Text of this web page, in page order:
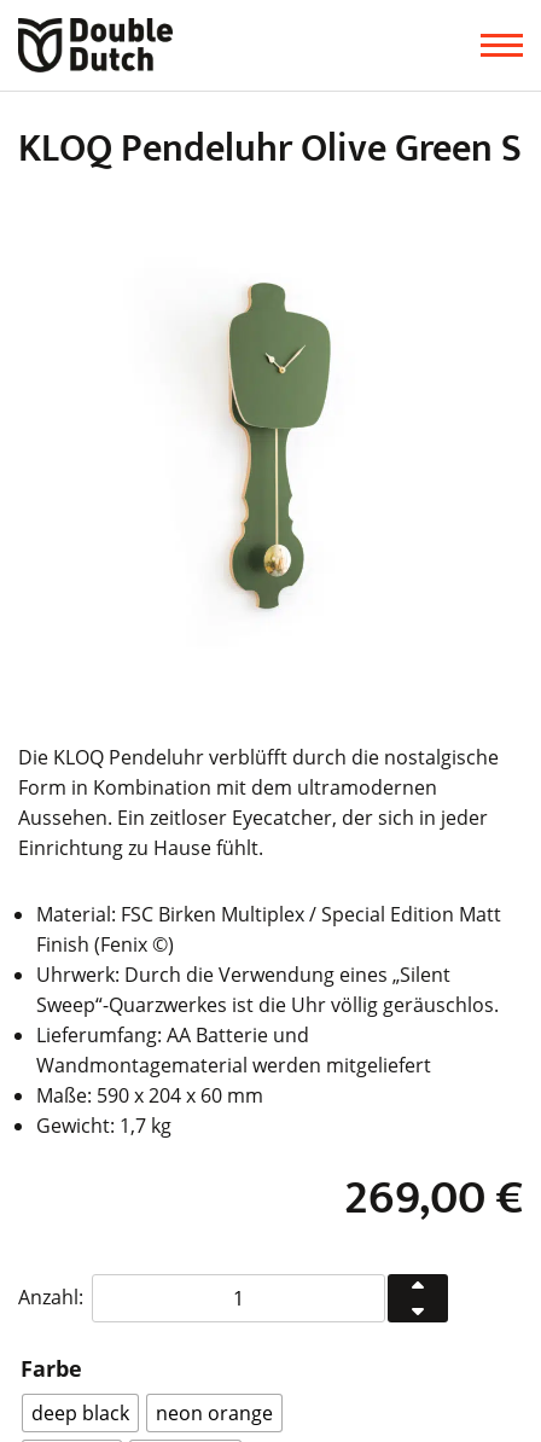
KLOQ Pendeluhr Olive Green S
Die KLOQ Pendeluhr verblüfft durch die nostalgische
Form in Kombination mit dem ultramodernen
Aussehen. Ein zeitloser Eyecatcher, der sich in jeder
Einrichtung zu Hause fühlt.
Material: FSC Birken Multiplex / Special Edition Matt
Finish (Fenix ©)
Uhrwerk: Durch die Verwendung eines „Silent
Sweep“-Quarzwerkes ist die Uhr völlig geräuschlos.
Lieferumfang: AA Batterie und
Wandmontagematerial werden mitgeliefert
Maße: 590 x 204 x 60 mm
Gewicht: 1,7 kg
269,00€
Farbe
deep black
neon orange
Anzahl:
Pendeluhr
S